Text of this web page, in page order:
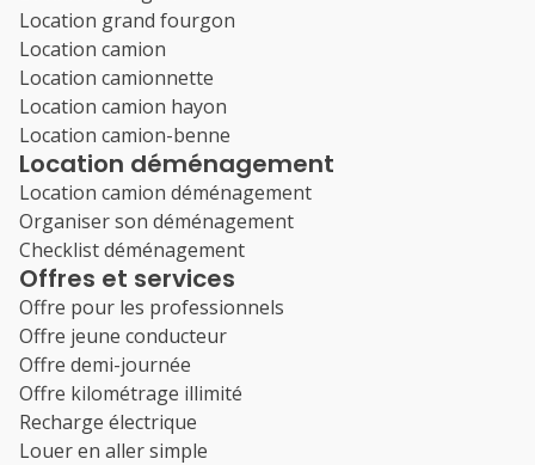
Location grand fourgon
Location camion
Location camionnette
Location camion hayon
Location camion-benne
Location déménagement
Location camion déménagement
Organiser son déménagement
Checklist déménagement
Offres et services
Offre pour les professionnels
Offre jeune conducteur
Offre demi-journée
Offre kilométrage illimité
Recharge électrique
Louer en aller simple